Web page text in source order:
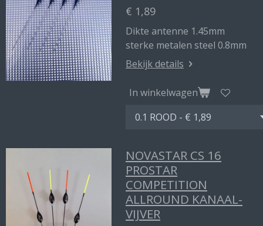
€ 1,89
Dikte antenne 1.45mm
sterke metalen steel 0.8mm
Bekijk details
In winkelwagen
NOVASTAR CS 16
PROSTAR
COMPETITION
ALLROUND KANAAL-
VIJVER